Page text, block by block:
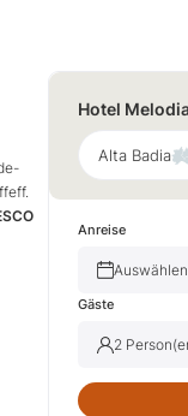
Hotel
Alta Badia
Anreise
Auswählen
Gäste
2